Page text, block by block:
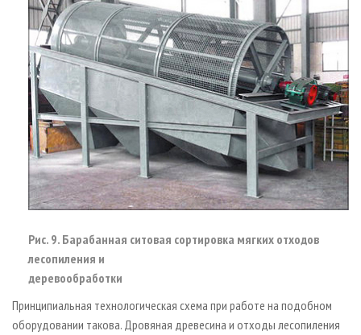
Рис. 9. Барабанная ситовая сортировка мягких отходов
лесопиления и
деревообработки
Принципиальная технологическая схема при работе на подобном
оборудовании такова. Дровяная древесина и отходы лесопиления